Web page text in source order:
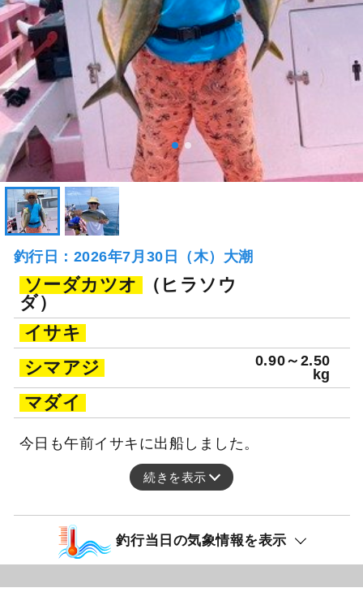
釣行日：2026年7月30日（木）大潮
ソーダカツオ
（ヒラソウ
ダ）
イサキ
シマアジ
0.90～2.50
kg
マダイ
今日も午前イサキに出船しました。
続きを表示
釣行当日の気象情報を表示